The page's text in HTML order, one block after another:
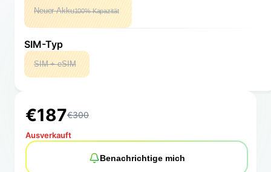
€187€300
Ausverkauft
Benachrichtige mich
Neuer Akku100% Kapazität
SIM-Typ
SIM + eSIM